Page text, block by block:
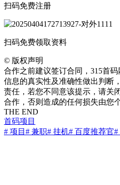
扫码免费注册
扫码免费领取资料
© 版权声明
合作之前建议签订合同，315首
信息的真实性及准确性做出判断
责任，若您不同意该提示，请关
合作，否则造成的任何损失由您
THE END
首码项目
# 项目 # 兼职# 挂机# 百度推荐官#